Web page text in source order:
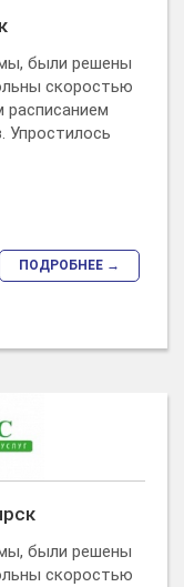
были решены
скоростью
расписанием
Упростилось
ПОДРОБНЕЕ →
были решены
скоростью